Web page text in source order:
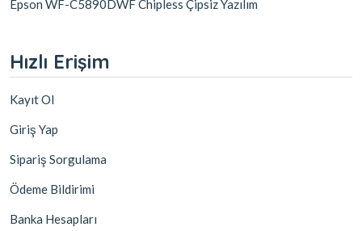
Epson WF-C5890DWF Chipless Çipsiz Yazılım
Hızlı Erişim
Kayıt Ol
Giriş Yap
Sipariş Sorgulama
Ödeme Bildirimi
Banka Hesapları